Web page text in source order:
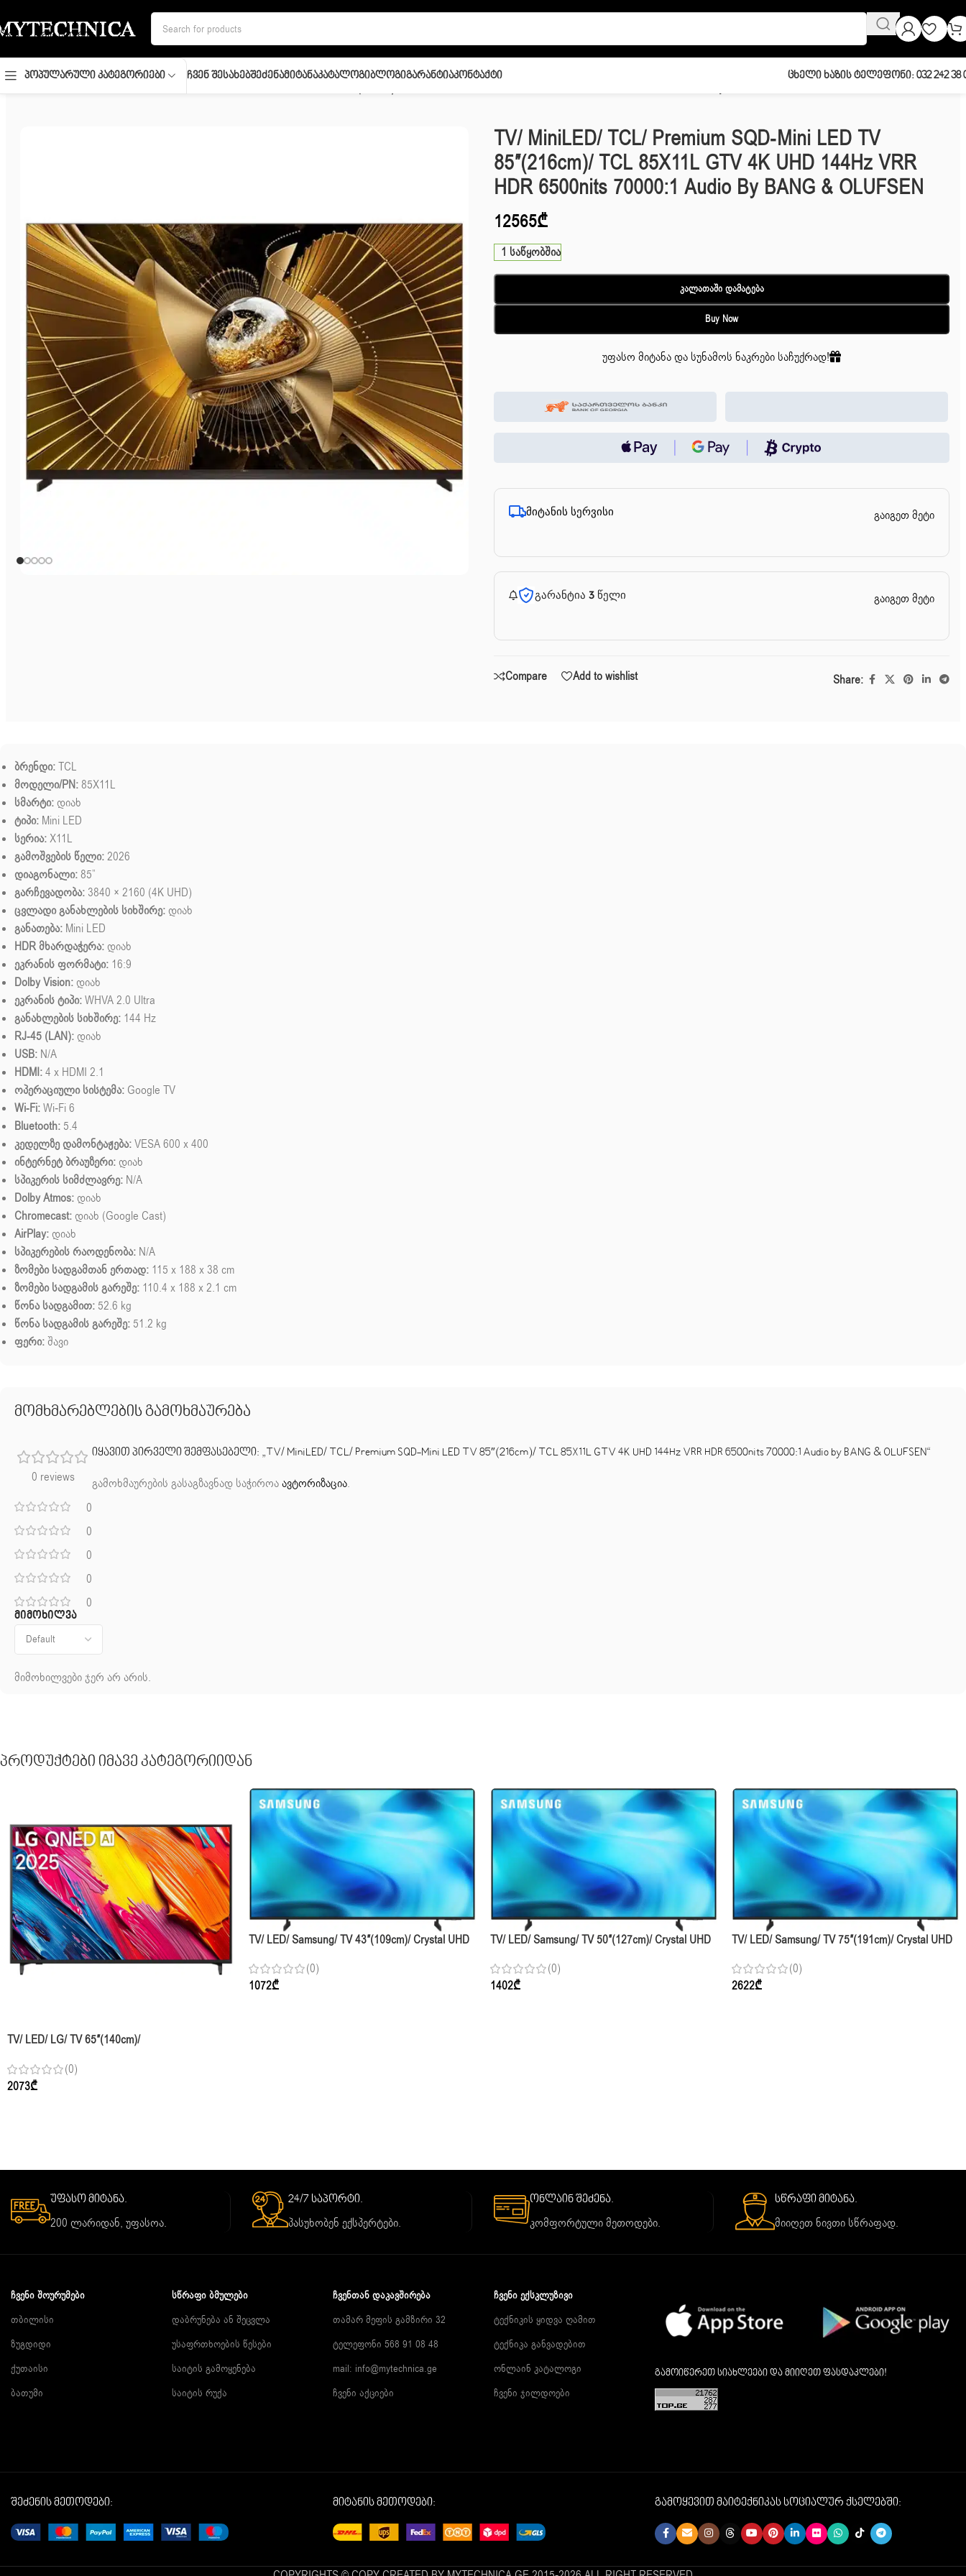
Skip to main content
Პოპულარული Კატეგორიები Ჩვენ ᲨესახებᲨეძენაᲛიტანაᲙატალოგიᲑლოგიᲒარანტიაᲙონტაქტი Ცხელი Ხაზის Ტელეფონი: 032 242 38
TV/ MiniLED/ TCL/ Premium SQD-Mini LED TV
85″(216cm)/ TCL 85X11L GTV 4K UHD 144Hz VRR
HDR 6500nits 70000:1 Audio By BANG & OLUFSEN
12565₾
1 საწყობშია
Კალათაში Დამატება
Buy Now
უფასო მიტანა და სუნამოს ნაკრები საჩუქრად!
მიტანის სერვისი გაიგეთ მეტი
გარანტია 3 წელი გაიგეთ მეტი
Compare Add to wishlist Share:
ბრენდი:TCL
მოდელი/PN:85X11L
სმარტი: დიახ
ტიპი: Mini LED
სერია:X11L
გამოშვების წელი:2026
დიაგონალი:85”
გარჩევადობა: 3840 × 2160 (4K UHD)
ცვლადი განახლების სიხშირე: დიახ
განათება: Mini LED
HDR მხარდაჭერა: დიახ
ეკრანის ფორმატი: 16:9
Dolby Vision: დიახ
ეკრანის ტიპი:WHVA 2.0 Ultra
განახლების სიხშირე: 144 Hz
RJ-45 (LAN): დიახ
USB: N/A
HDMI:4 x HDMI 2.1
ოპერაციული სისტემა: Google TV
Wi-Fi:Wi-Fi 6
Bluetooth: 5.4
კედელზე დამონტაჟება:VESA 600 x 400
ინტერნეტ ბრაუზერი: დიახ
სპიკერის სიმძლავრე: N/A
Dolby Atmos: დიახ
Chromecast: დიახ (Google Cast)
AirPlay: დიახ
სპიკერების რაოდენობა: N/A
ზომები სადგამთან ერთად: 115 x 188 x 38 cm
ზომები სადგამის გარეშე: 110.4 x 188 x 2.1 cm
წონა სადგამით: 52.6 kg
წონა სადგამის გარეშე: 51.2 kg
ფერი:შავი
მომხმარებლების გამოხმაურება
0 reviews
0
0
0
0
0
მიმოხილვა
მიმოხილვები ჯერ არ არის.
იყავით პირველი შემფასებელი: „TV/ MiniLED/ TCL/ Premium SQD-Mini LED TV 85″(216cm)/ TCL 85X11L GTV 4K UHD 144Hz VRR HDR 6500nits 70000:1 Audio by BANG & OLUFSEN“
გამოხმაურების გასაგზავნად საჭიროაავტორიზაცია.
Პროდუქტები Იმავე Კატეგორიიდან
TV/ LED/ LG/ TV 65″(140cm)/
(0)
2073₾
TV/ LED/ Samsung/ TV 43″(109cm)/ Crystal UHD
(0)
1072₾
TV/ LED/ Samsung/ TV 50″(127cm)/ Crystal UHD
(0)
1402₾
TV/ LED/ Samsung/ TV 75″(191cm)/ Crystal UHD
(0)
2622₾
უფასო მიტანა.
200 ლარიდან, უფასოა.
24/7 საპორტი.
პასუხობენ ექსპერტები.
ონლაინ შეძენა.
კომფორტული მეთოდები.
სწრაფი მიტანა.
მიიღეთ ნივთი სწრაფად.
ᲩᲕᲔᲜᲘ ᲨᲝᲣᲠᲣᲛᲔᲑᲘ
თბილისი
ზუგდიდი
ქუთაისი
ბათუმი
ᲡᲬᲠᲐᲤᲘ ᲑᲛᲣᲚᲔᲑᲘ
დაბრუნება ან შეცვლა
უსაფრთხოების წესები
საიტის გამოყენება
საიტის რუქა
ᲩᲕᲔᲜᲗᲐᲜ ᲓᲐᲙᲐᲕᲨᲘᲠᲔᲑᲐ
თამარ მეფის გამზირი 32
ტელეფონი 568 91 08 48
mail: info@mytechnica.ge
ჩვენი აქციები
ᲩᲕᲔᲜᲘ ᲔᲥᲡᲙᲚᲣᲖᲘᲕᲘ
ტექნიკის ყიდვა ღამით
ტექნიკა განვადებით
ონლაინ კატალოგი
ჩვენი ჯილდოები
გამოიწერეთ სიახლეები და მიიღეთ ფასდაკლები!
შეძენის მეთოდები: მიტანის მეთოდები: გამოყევით მაიტექნიკას სოციალურ ქსელებში: